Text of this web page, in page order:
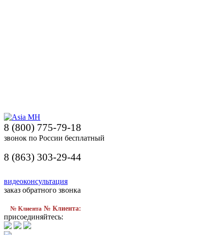
8 (800) 775-79-18
звонок по России бесплатный
8 (863) 303-29-44
видеоконсультация
заказ обратного звонка
№ Клиента № Клиента:
присоединяйтесь: